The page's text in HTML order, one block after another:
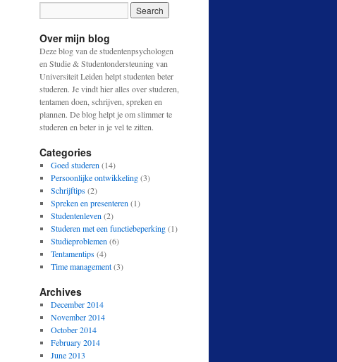
Over mijn blog
Deze blog van de studentenpsychologen
en Studie & Studentondersteuning van
Universiteit Leiden helpt studenten beter
studeren. Je vindt hier alles over studeren,
tentamen doen, schrijven, spreken en
plannen. De blog helpt je om slimmer te
studeren en beter in je vel te zitten.
Categories
Goed studeren (14)
Persoonlijke ontwikkeling(3)
Schrijftips(2)
Spreken en presenteren (1)
Studentenleven (2)
Studeren met een functiebeperking(1)
Studieproblemen (6)
Tentamentips(4)
Time management(3)
Archives
December 2014
November 2014
October 2014
February 2014
June 2013